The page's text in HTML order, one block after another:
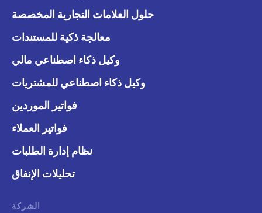
حلول العلامات التجارية المخصصة
معالجة ذكية للمستندات
وكيل ذكاء اصطناعي مالي
وكيل ذكاء اصطناعي للمشتريات
فواتير الموردين
فواتير العملاء
نظام إدارة الطلبات
تحليلات الإنفاق
الشركة